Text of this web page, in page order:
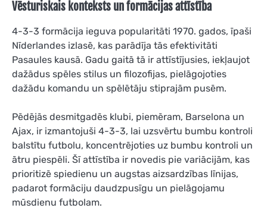
Vēsturiskais konteksts un formācijas attīstība
4-3-3 formācija ieguva popularitāti 1970. gados, īpaši
Nīderlandes izlasē, kas parādīja tās efektivitāti
Pasaules kausā. Gadu gaitā tā ir attīstījusies, iekļaujot
dažādus spēles stilus un filozofijas, pielāgojoties
dažādu komandu un spēlētāju stiprajām pusēm.
Pēdējās desmitgadēs klubi, piemēram, Barselona un
Ajax, ir izmantojuši 4-3-3, lai uzsvērtu bumbu kontroli
balstītu futbolu, koncentrējoties uz bumbu kontroli un
ātru piespēli. Šī attīstība ir novedis pie variācijām, kas
prioritizē spiedienu un augstas aizsardzības līnijas,
padarot formāciju daudzpusīgu un pielāgojamu
mūsdienu futbolam.